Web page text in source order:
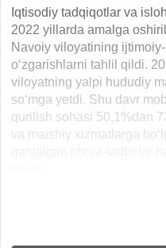
Iqtisodiy tadqiqotlar va
2022 yillarda amalga
Navoiy viloyatining
o‘zgarishlarni tahlil qildi.
viloyatning yalpi hududiy
so‘mga yetdi. Shu davr
qurilish sohasi 50,1%dan
va maishiy xizmatlarga